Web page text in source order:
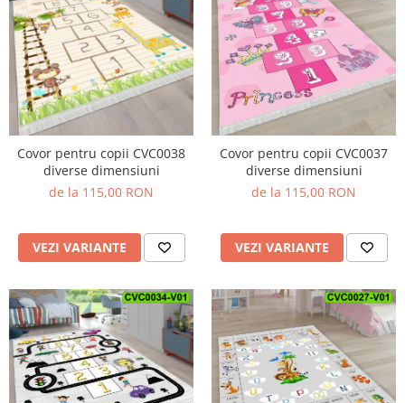
Covor pentru copii CVC0038
diverse dimensiuni
de la 115,00 RON
VEZI VARIANTE
Covor pentru copii CVC0037
diverse dimensiuni
de la 115,00 RON
VEZI VARIANTE